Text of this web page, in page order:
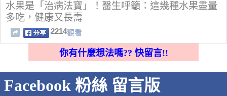
水果是「治病法寶」！醫生呼籲：這幾種水果盡量
多吃，健康又長壽
2214觀看
你有什麼想法嗎?? 快留言!!
Facebook 粉絲 留言版